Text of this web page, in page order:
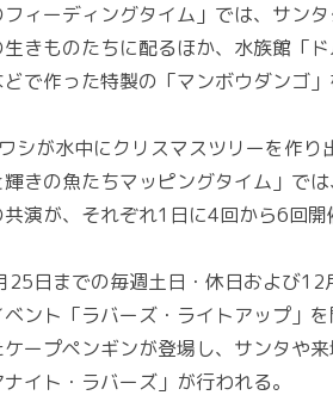
ィーディングタイム」では、サン
きものたちに配るほか、水族館「
で作った特製の「マンボウダンゴ」
シが水中にクリスマスツリーを作り
きの魚たちマッピングタイム」で
演が、それぞれ1日に4回から6回開
日までの毎週土日・休日および
ント「ラバーズ・ライトアップ」
ケープペンギンが登場し、サンタや
イト・ラバーズ」が行われる。